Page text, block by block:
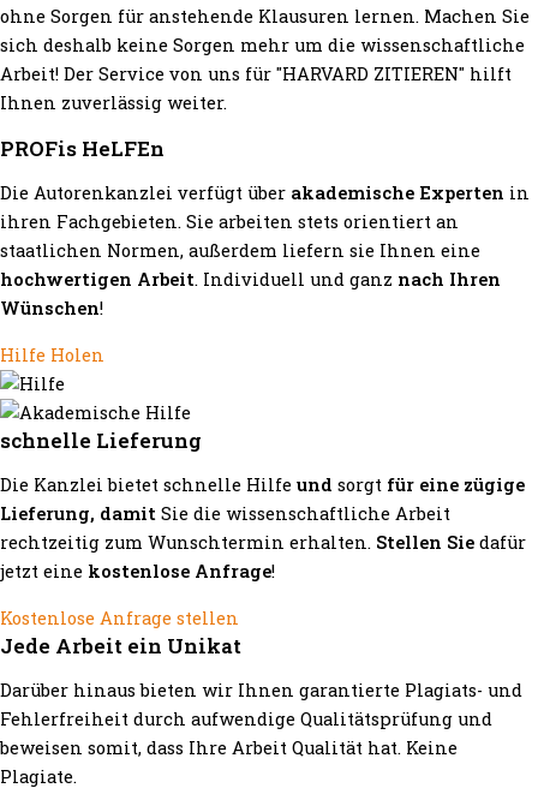
ohne Sorgen für anstehende Klausuren lernen. Machen Sie
sich deshalb keine Sorgen mehr um die wissenschaftliche
Arbeit! Der Service von uns für "HARVARD ZITIEREN" hilft
Ihnen zuverlässig weiter.
PROFis HeLFEn
Die Autorenkanzlei verfügt über akademische Experten in
ihren Fachgebieten. Sie arbeiten stets orientiert an
staatlichen Normen, außerdem liefern sie Ihnen eine
hochwertigen Arbeit. Individuell und ganz nach Ihren
Wünschen!
Hilfe Holen
schnelle Lieferung
Die Kanzlei bietet schnelle Hilfe und sorgt für eine zügige
Lieferung, damit Sie die wissenschaftliche Arbeit
rechtzeitig zum Wunschtermin erhalten. Stellen Sie dafür
jetzt eine kostenlose Anfrage!
Kostenlose Anfrage stellen
Jede Arbeit ein Unikat
Darüber hinaus bieten wir Ihnen garantierte Plagiats- und
Fehlerfreiheit durch aufwendige Qualitätsprüfung und
beweisen somit, dass Ihre Arbeit Qualität hat. Keine
Plagiate.